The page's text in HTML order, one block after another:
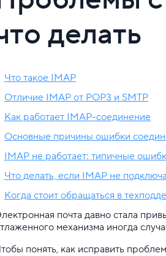
делать
Что такое IMAP
Отличие IMAP от POP3 и SMTP
Как работает IMAP-соединение
Основные причины ошибки
IMAP не работает: типичные
Что делать, если IMAP не
Когда стоит обращаться в
почта давно стала
механизма иногда
понять, как исправить